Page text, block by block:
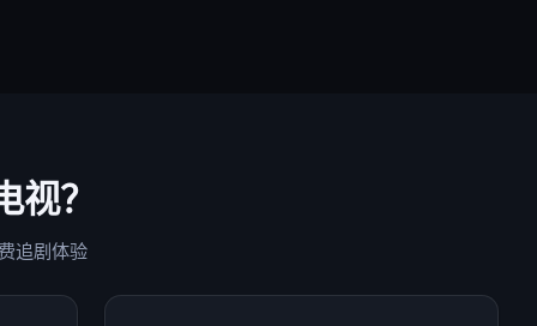
视？
追剧体验